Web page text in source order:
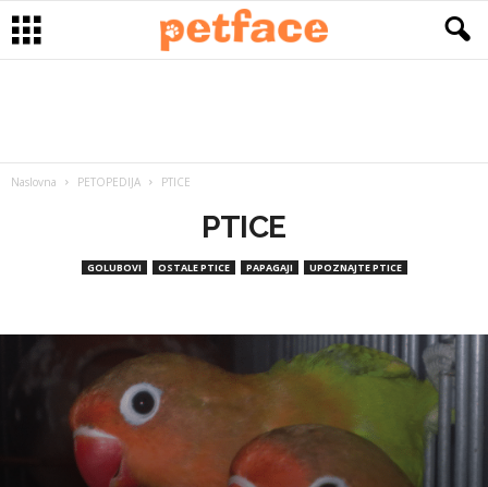
Naslovna PETOPEDIJA PTICE
PTICE
GOLUBOVI OSTALE PTICE PAPAGAJI UPOZNAJTE PTICE